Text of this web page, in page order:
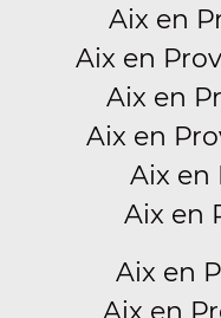
Aix en
Aix en
Aix en
Aix en
Aix en
Aix en
Aix en
Aix en